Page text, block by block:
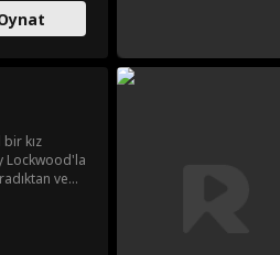
kız
Lockwood'la
ve